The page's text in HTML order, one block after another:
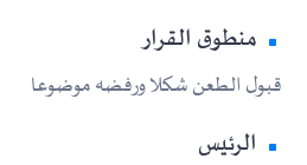
منطوق القرار
قبول الطعن شكلا ورفضه موضوعا
الرئيس